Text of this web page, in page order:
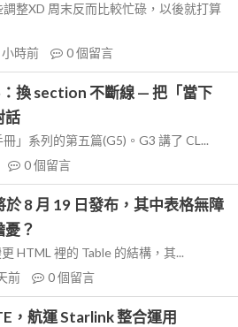
整XD 周末反而比較忙碌，以後就打算
時前 0個留言
換 section 不斷線 — 把「當下
話
」系列的第五篇(G5)。G3 講了 CL...
0個留言
8 月 19 日發布，其中表格無障
？
HTML 裡的 Table 的結構，其...
前 0個留言
，航運 Starlink 整合運用